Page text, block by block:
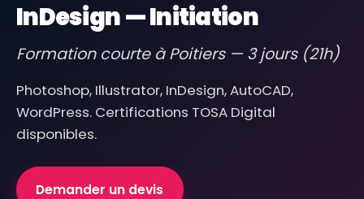
InDesign — Initiation
Formation courte à Poitiers — 3 jours (21h)
Photoshop, Illustrator, InDesign, AutoCAD,
WordPress. Certifications TOSA Digital
disponibles.
Demander un devis